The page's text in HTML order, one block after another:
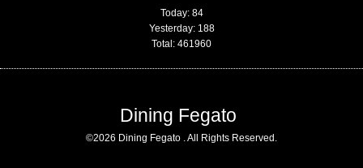
Today: 84
Yesterday: 188
Total: 461960
Dining Fegato
©2026 Dining Fegato . All Rights Reserved.